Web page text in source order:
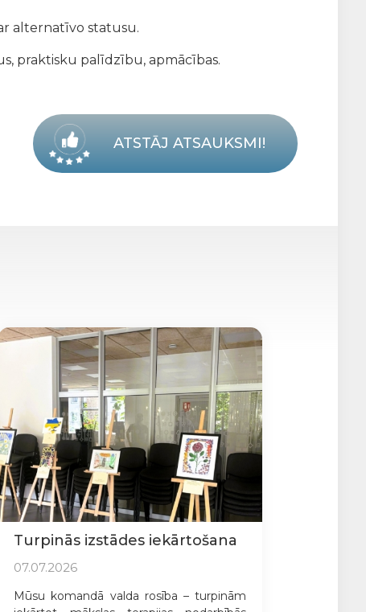
alternatīvo statusu.
praktisku palīdzību, apmācības.
ATSTĀJ ATSAUKSMI!
Turpinās izstādes iekārtošana
07.07.2026
Mūsu komandā valda rosība – turpinām